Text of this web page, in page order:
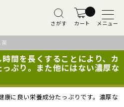
さがす カート メニュー
間を長くすることにより、カ
ぷり。また他にはない濃厚な
康に良い栄養成分たっぷりです。濃厚な